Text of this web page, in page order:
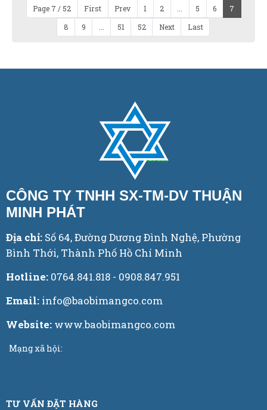
Page 7 / 52 First Prev 1 2 5 6
7
8
9 51 52 Next Last
CÔNG TY TNHH SX-TM-DV THUẬN
MINH PHÁT
Địa chỉ: Số 64, Đường Dương Đình Nghệ, Phường
Bình Thới, Thành Phố Hồ Chí Minh
Hotline: 0764.841.818 - 0908.847.951
Email: info@baobimangco.com
Website: www.baobimangco.com
Mạng xã hội:
TƯ VẤN ĐẶT HÀNG